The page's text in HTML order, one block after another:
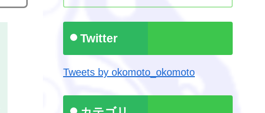
Twitter
Tweets by okomoto_okomoto